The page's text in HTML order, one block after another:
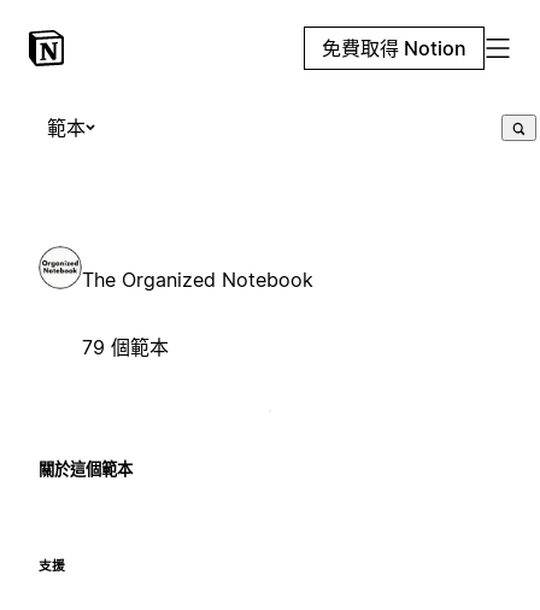
免費取得 Notion
範本
The Organized Notebook
79 個範本
關於這個範本
支援